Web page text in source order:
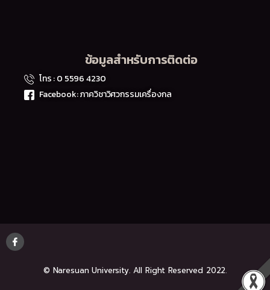
ข้อมูลสำหรับการติดต่อ
โทร : 0 5596 4230
Facebook: ภาควิชาวิศวกรรมเครื่องกล
© Naresuan University. All Right Reserved 2022.